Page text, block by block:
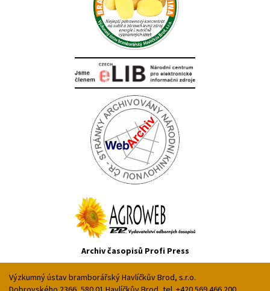
Archiv časopisů Profi Press
Výzkumný ústav bramborářský Havlíčkův Brod, s.r.o.